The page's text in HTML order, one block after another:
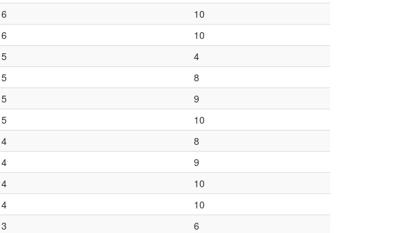
6
10
6
10
5
4
5
8
5
9
5
10
4
8
4
9
4
10
4
10
3
6